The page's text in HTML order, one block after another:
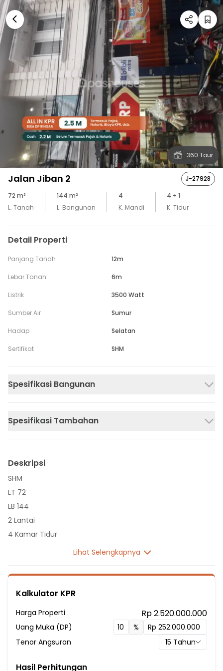
360 Tour
Jalan Jiban 2
J-27928
72 m²
L. Tanah
144 m²
L. Bangunan
4
K. Mandi
4 + 1
K. Tidur
Detail Properti
Panjang Tanah 12m
Lebar Tanah 6m
Listrik 3500 Watt
Sumber Air Sumur
Hadap Selatan
Sertifikat SHM
Spesifikasi Bangunan
Spesifikasi Tambahan
Deskripsi
SHM
LT 72
LB 144
2 Lantai
4 Kamar Tidur
1 Kamar Pembantu
Listrik 3500 VA
Sumber Air Tanah
Fasilitas Sekitar Hunian:
2 Menit ke SDN Grogol Selatan 05 Pagi
2 Menit ke Sekolah Dasar Islam Plus Al-Hambra
Lihat Selengkapnya
Kalkulator KPR
Harga Properti Rp 2.520.000.000
Uang Muka (DP)
%
Tenor Angsuran
15 Tahun
Hasil Perhitungan